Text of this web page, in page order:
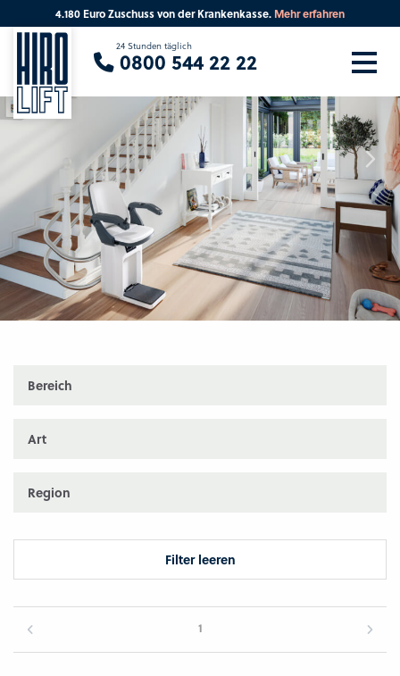
Bereich
Art
Region
Filter leeren
1
4.180 Euro Zuschuss von der Krankenkasse. Mehr erfahren
24 Stunden täglich
0800 544 22 22
Sie suchen eine Beratung vor Ort?
Ihre PLZ Beratung